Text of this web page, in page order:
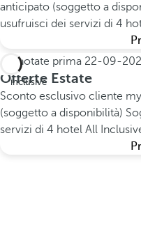
anticipato (soggetto a
usufruisci dei servizi di 4
All
inclusive
Prenotate prima 22-09-
Offerte Estate
Sconto esclusivo cliente
(soggetto a disponibilità)
servizi di 4 hotel All